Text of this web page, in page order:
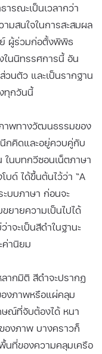
รณะเป็นเวลากว่า
มสนใจในการสะสมผล
ผู้ร่วมก่อตั้งพิพิธ
นนิทรรศการนี้ อัน
นตัว และเป็นรากฐาน
ทุกวันนี้
าพทางวัฒนธรรมของ
กคิดและอยู่ควบคู่กับ
นบทกวีซอนเน็ตภาษา
บด์ ได้ขึ้นต้นไว้ว่า “A
ะบบภาษา ก่อนจะ
ยายความเป็นไปได้
จะเป็นสีดำในฐานะ
ค่านิยม
ากมิติ สีดำจะปรากฏ
องภาพหรือแผ่คลุม
ณ์ที่จับต้องได้ หนา
องภาพ บางคราวก็
นที่ของความคลุมเครือ